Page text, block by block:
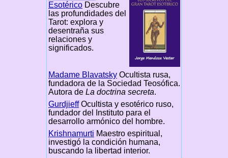
EsotéricoDescubre
las profundidades del
Tarot: explora y
desentraña sus
relaciones y
significados.
Madame BlavatskyOcultista rusa,
fundadora de la Sociedad Teosófica.
Autora de La doctrina secreta.
GurdjieffOcultista y esotérico ruso,
fundador del Instituto para el
desarrollo armónico del hombre.
Krishnamurti Maestro espiritual,
investigó la condición humana,
buscando la libertad interior.